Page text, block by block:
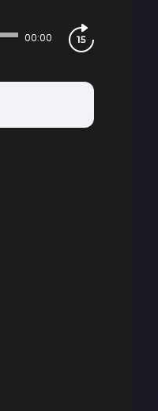
00:00